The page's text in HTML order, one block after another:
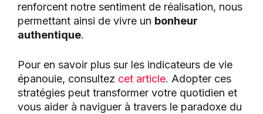
renforcent notre sentiment de réalisation, nous
permettant ainsi de vivre un bonheur
authentique.
Pour en savoir plus sur les indicateurs de vie
épanouie, consultez cet article. Adopter ces
stratégies peut transformer votre quotidien et
vous aider à naviguer à travers le paradoxe du